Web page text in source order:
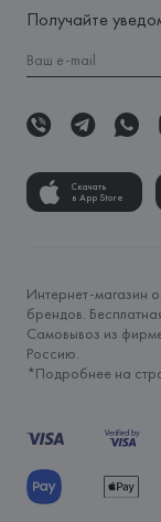
Получайте
Скачать
в App Store
Интернет-магазин
брендов.
Самовывоз из
Россию.
*Подробнее на